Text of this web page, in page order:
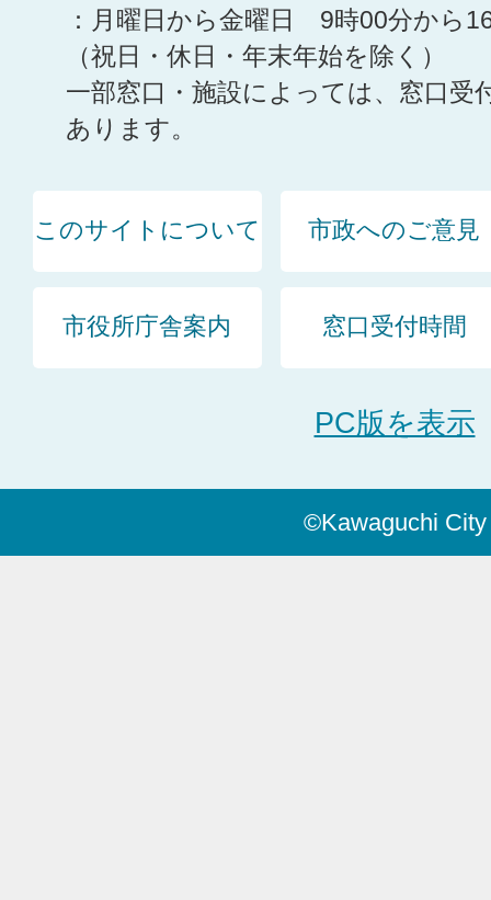
：月曜日から金曜日 9時00分から
（祝日・休日・年末年始を除く）
一部窓口・施設によっては、窓口受
あります。
このサイトについて 市政へのご意見
市役所庁舎案内 窓口受付時間
PC版を表示
©Kawaguchi City